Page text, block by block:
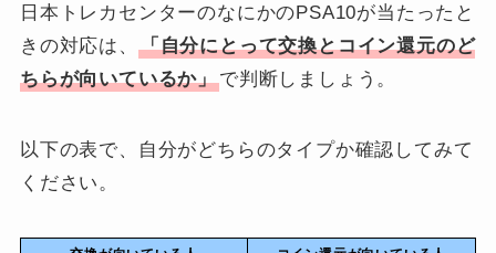
日本トレカセンターのなにかのPSA10が当たったと
きの対応は、
「自分にとって交換とコイン還元のど
ちらが向いているか」で判断しましょう。
以下の表で、自分がどちらのタイプか確認してみて
ください。